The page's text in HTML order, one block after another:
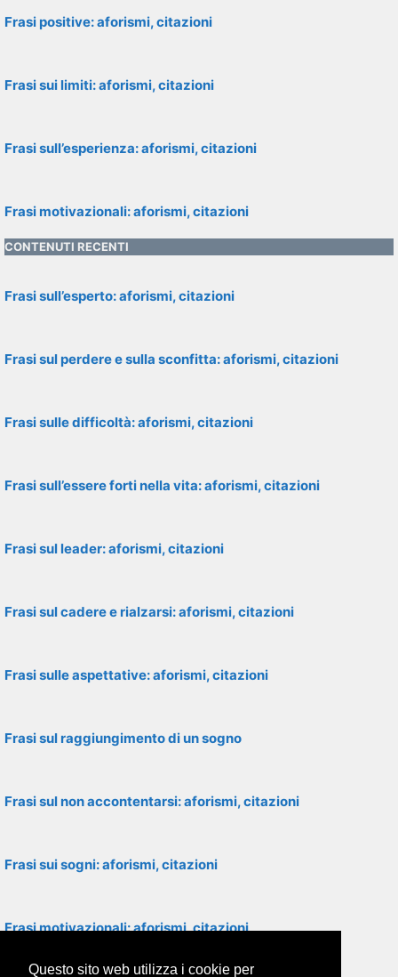
Frasi positive: aforismi, citazioni
Frasi sui limiti: aforismi, citazioni
Frasi sull’esperienza: aforismi, citazioni
Frasi motivazionali: aforismi, citazioni
CONTENUTI RECENTI
Frasi sull’esperto: aforismi, citazioni
Frasi sul perdere e sulla sconfitta: aforismi, citazioni
Frasi sulle difficoltà: aforismi, citazioni
Frasi sull’essere forti nella vita: aforismi, citazioni
Frasi sul leader: aforismi, citazioni
Frasi sul cadere e rialzarsi: aforismi, citazioni
Frasi sulle aspettative: aforismi, citazioni
Frasi sul raggiungimento di un sogno
Frasi sul non accontentarsi: aforismi, citazioni
Frasi sui sogni: aforismi, citazioni
Frasi motivazionali: aforismi, citazioni
Questo sito web utilizza i cookie per